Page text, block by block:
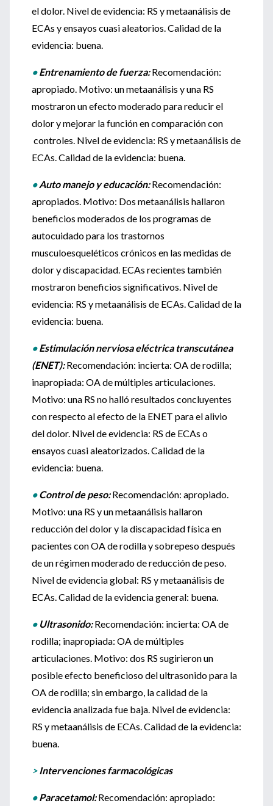
el dolor. Nivel de evidencia: RS y metaanálisis de
ECAs y ensayos cuasi aleatorios. Calidad de la
evidencia: buena.
•Entrenamiento de fuerza:Recomendación:
apropiado. Motivo: un metaanálisis y una RS
mostraron un efecto moderado para reducir el
dolor y mejorar la función en comparación con
controles. Nivel de evidencia: RS y metaanálisis de
ECAs. Calidad de la evidencia: buena.
•Auto manejo y educación:Recomendación:
apropiados. Motivo: Dos metaanálisis hallaron
beneficios moderados de los programas de
autocuidado para los trastornos
musculoesqueléticos crónicos en las medidas de
dolor y discapacidad. ECAs recientes también
mostraron beneficios significativos. Nivel de
evidencia: RS y metaanálisis de ECAs. Calidad de la
evidencia: buena.
•Estimulación nerviosa eléctrica transcutánea
(ENET):Recomendación: incierta: OA de rodilla;
inapropiada: OA de múltiples articulaciones.
Motivo: una RS no halló resultados concluyentes
con respecto al efecto de la ENET para el alivio
del dolor. Nivel de evidencia: RS de ECAs o
ensayos cuasi aleatorizados. Calidad de la
evidencia: buena.
•Control de peso:Recomendación: apropiado.
Motivo: una RS y un metaanálisis hallaron
reducción del dolor y la discapacidad física en
pacientes con OA de rodilla y sobrepeso después
de un régimen moderado de reducción de peso.
Nivel de evidencia global: RS y metaanálisis de
ECAs. Calidad de la evidencia general: buena.
• Ultrasonido:Recomendación: incierta: OA de
rodilla; inapropiada: OA de múltiples
articulaciones. Motivo: dos RS sugirieron un
posible efecto beneficioso del ultrasonido para la
OA de rodilla; sin embargo, la calidad de la
evidencia analizada fue baja. Nivel de evidencia:
RS y metaanálisis de ECAs. Calidad de la evidencia:
buena.
>Intervenciones farmacológicas
•Paracetamol:Recomendación: apropiado: